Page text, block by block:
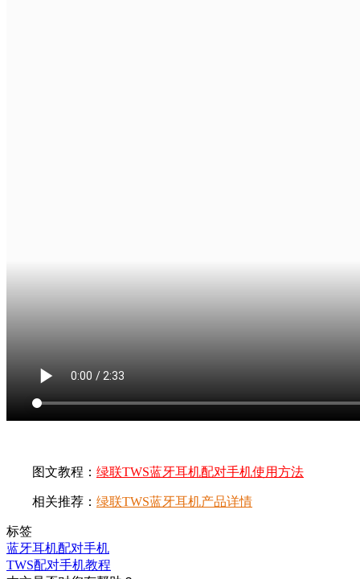
图文教程： 绿联TWS蓝牙耳机配对手机使用方法
相关推荐： 绿联TWS蓝牙耳机产品详情
标签
蓝牙耳机配对手机
TWS配对手机教程